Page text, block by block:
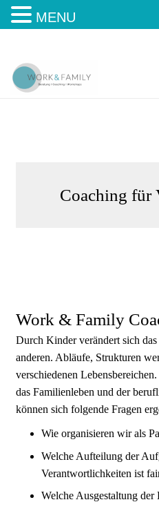
Coaching für
Work & Family
Durch Kinder verändert sich
anderen. Abläufe, Strukturen
verschiedenen
das Familienleben und der
können sich folgende Fragen
Wie organisieren wir als
Welche Aufteilung der
Verantwortlichkeiten ist
Welche Ausgestaltung der
MENU